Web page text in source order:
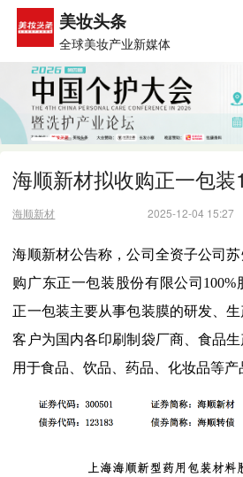
美妆头条
全球美妆产业新媒体
海顺新材拟收购正一包装
海顺新材 2025-12-04 15:27
海顺新材公告称，公司全资子公司
购广东正一包装股份有限公司100%
正一包装主要从事包装膜的研发、
客户为国内各印刷制袋厂商、食品
用于食品、饮品、药品、化妆品等产